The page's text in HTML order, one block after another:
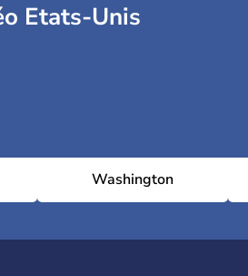
Etats-Unis
Washington